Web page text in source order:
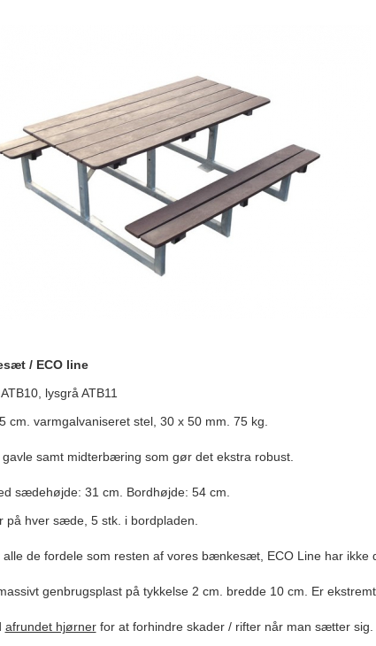
/ ECO line
lysgrå ATB11
cm. varmgalvaniseret stel, 30 x 50 mm. 75 kg.
samt midterbæring som gør det ekstra robust.
sædehøjde: 31 cm. Bordhøjde: 54 cm.
på hver sæde, 5 stk. i bordpladen.
alle de fordele som resten af vores bænkesæt, ECO Line har
genbrugsplast på tykkelse 2 cm. bredde 10 cm. Er
afrundet hjørnerfor at forhindre skader / rifter når man sætter sig.